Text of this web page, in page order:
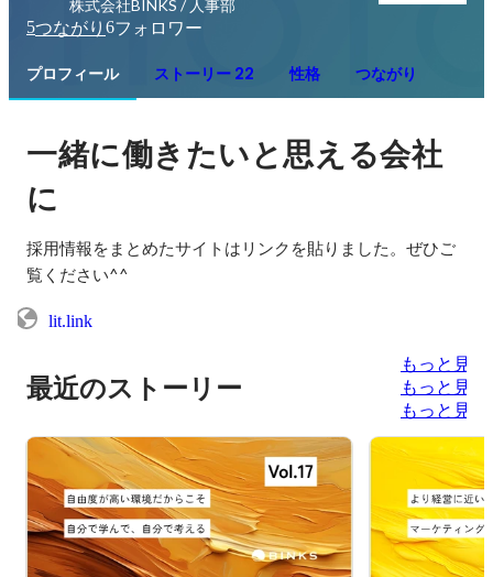
株式会社BINKS / 人事部
5つながり 6フォロワー
プロフィール ストーリー 22 性格 つながり
一緒に働きたいと思える会社
に
採用情報をまとめたサイトはリンクを貼りました。ぜひご
覧ください^^
lit.link
最近のストーリー
もっと見る
もっと見る
もっと見る